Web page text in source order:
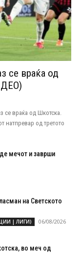
се враќа од
се враќа од Шкотска.
натпревар од третото
мечот и заврши
на Светското
| ЛИГИ) 06/08/2026
во меч од